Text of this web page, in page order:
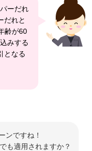
ーだれ
だれと
齢が60
みする
となる
ンですね！
も適用されますか？